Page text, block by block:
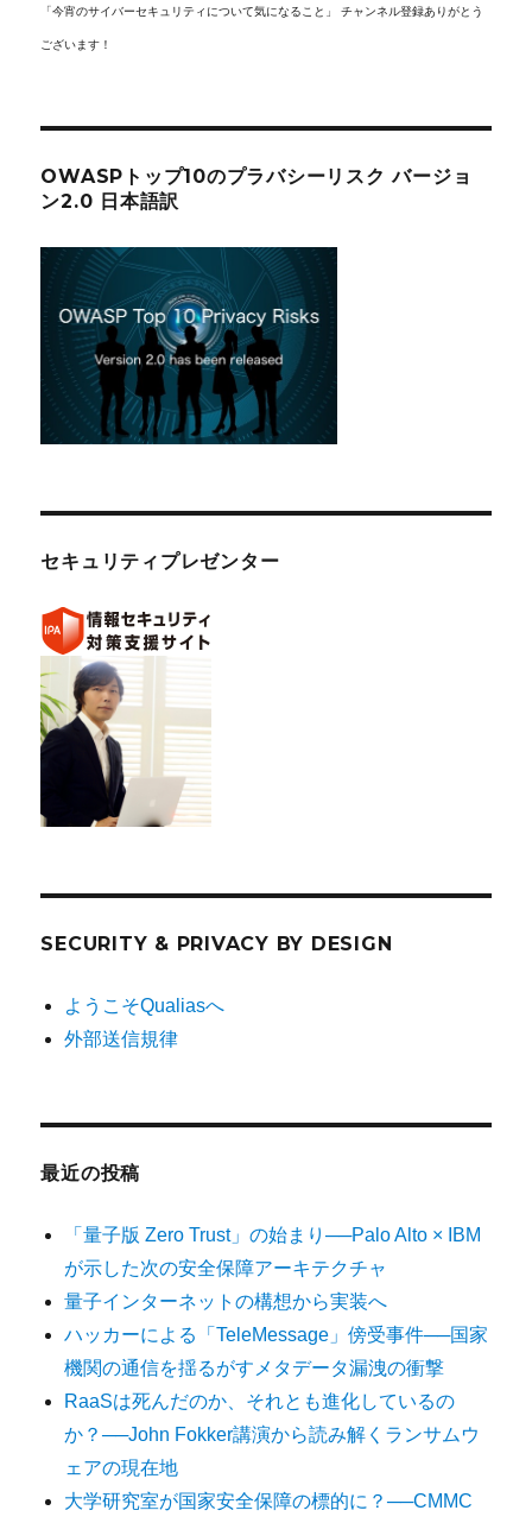
「今宵のサイバーセキュリティについて気になること」 チャンネル登録ありがとう
ございます！
OWASPトップ10のプラバシーリスク バージョ
ン2.0 日本語訳
セキュリティプレゼンター
SECURITY & PRIVACY BY DESIGN
ようこそQualiasへ
外部送信規律
最近の投稿
「量子版 Zero Trust」の始まり──Palo Alto × IBM
が示した次の安全保障アーキテクチャ
量子インターネットの構想から実装へ
ハッカーによる「TeleMessage」傍受事件──国家
機関の通信を揺るがすメタデータ漏洩の衝撃
RaaSは死んだのか、それとも進化しているの
か？──John Fokker講演から読み解くランサムウ
ェアの現在地
大学研究室が国家安全保障の標的に？──CMMC